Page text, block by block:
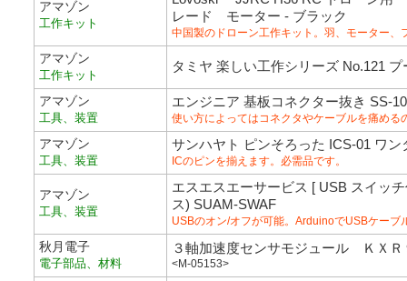
アマゾン
工作キット
レード モーター - ブラック
中国製のドローン工作キット。羽、モーター、
アマゾン
工作キット
タミヤ 楽しい工作シリーズ No.121
アマゾン
工具、装置
エンジニア 基板コネクター抜き SS-10
使い方によってはコネクタやケーブルを痛める
アマゾン
工具、装置
サンハヤト ピンそろった ICS-01 ワ
ICのピンを揃えます。必需品です。
アマゾン
工具、装置
エスエスエーサービス [ USB スイッ
ス) SUAM-SWAF
USBのオン/オフが可能。ArduinoでUSBケーブ
秋月電子
電子部品、材料
３軸加速度センサモジュール ＫＸＲ
<M-05153>